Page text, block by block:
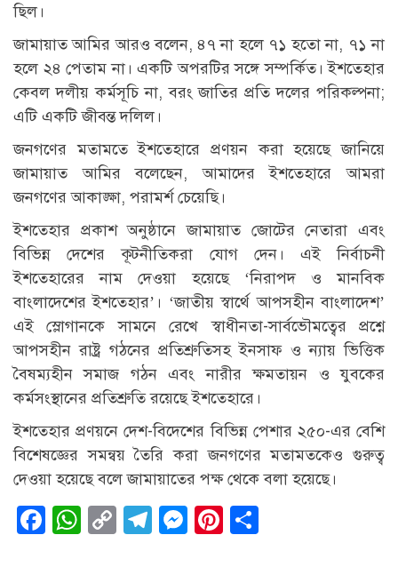
ছিল।
জামায়াত আমির আরও ব‌লেন, ৪৭ না হলে ৭১ হতো না, ৭১ না
হলে ২৪ পেতাম না। একটি অপরটির সঙ্গে সম্পর্কিত। ইশতেহার
কেবল দলীয় কর্মসূচি না, বরং জাতির প্রতি দলের পরিকল্পনা;
এটি একটি জীবন্ত দলিল।
জনগ‌ণের মতাম‌তে ইশ‌তেহা‌রে প্রণয়ন করা হ‌য়ে‌ছে জা‌নি‌য়ে
জামায়াত আমির ব‌লে‌ছেন, আমাদের ইশতেহারে আমরা
জনগণের আকাঙ্ক্ষা, পরামর্শ চেয়েছি।
ইশ‌তেহা‌র প্রকাশ অনুষ্ঠা‌নে জামায়াত জো‌টের নেতারা এবং
বিভিন্ন দেশের কূটনীতিকরা যোগ দেন। এই নির্বাচনী
ইশতেহারের নাম দেওয়া হয়েছে ‘নিরাপদ ও মানবিক
বাংলাদেশের ইশতেহার’। ‘জাতীয় স্বার্থে আপসহীন বাংলাদেশ’
এই স্লোগানকে সামনে রেখে স্বাধীনতা-সার্বভৌমত্বের প্রশ্নে
আপসহীন রাষ্ট্র গঠনের প্রতিশ্রুতিসহ ইনসাফ ও ন্যায় ভিত্তিক
বৈষম্যহীন সমাজ গঠন এবং নারীর ক্ষমতায়ন ও যুবকের
কর্মসংস্থানের প্রতিশ্রুতি রয়েছে ইশতেহারে।
ইশতেহার প্রণয়নে দেশ-বিদেশের বিভিন্ন পেশার ২৫০-এর বেশি
বিশেষজ্ঞের সমন্বয় তৈরি করা জনগণের মতামতকেও গুরুত্ব
দেওয়া হয়েছে বলে জামায়াতের পক্ষ থেকে বলা হ‌য়ে‌ছে।
Facebook
WhatsApp
CopyTelegram
Messenger
Pinterest